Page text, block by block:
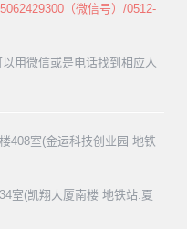
（微信号）/0512-
用微信或是电话找到相应人
408室(金运科技创业园 地铁
室(凯翔大厦南楼 地铁站:夏